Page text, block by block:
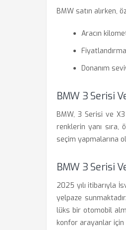
BMW satın alırken,
Aracın
Donanım
BMW 3 Serisi
BMW, 3 Serisi ve
renklerin yanı sıra,
seçim yapmalarına
BMW 3 Serisi
2025 yılı itibarıyla
yelpaze
lüks bir otomobil
konfor arayanlar